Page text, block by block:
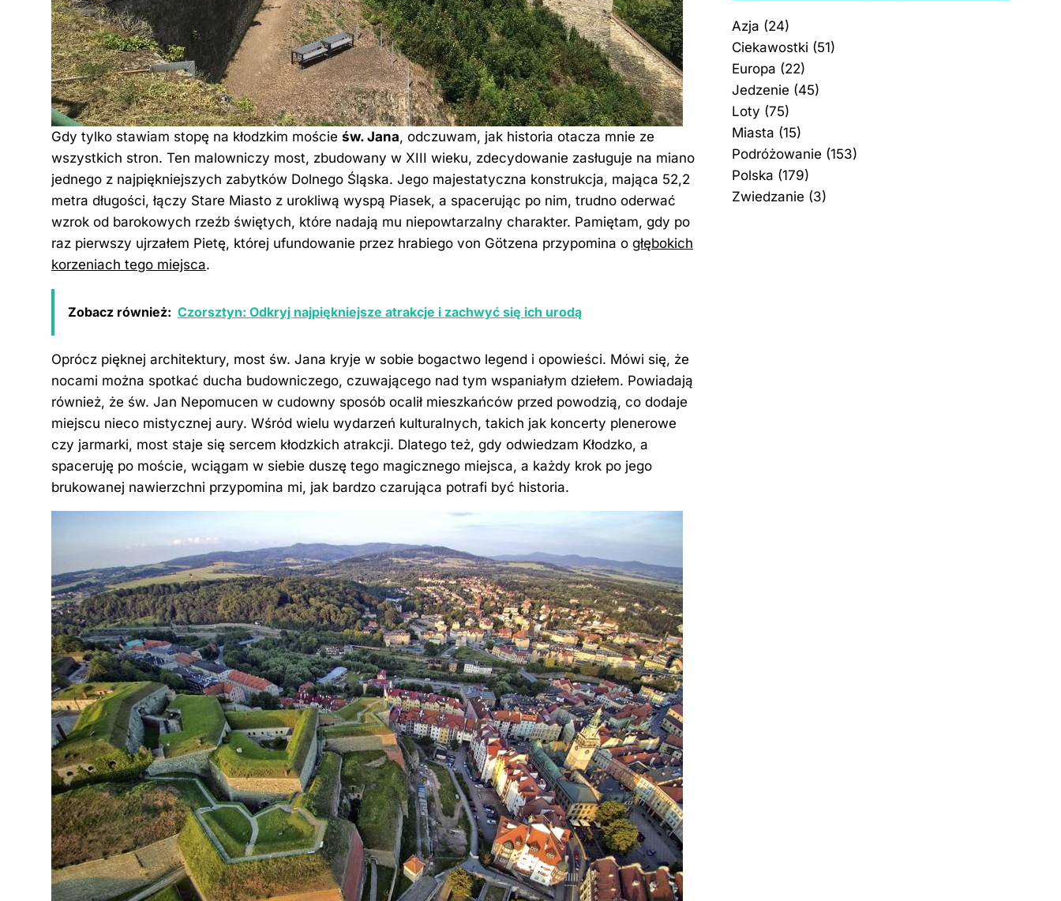
Gdy tylko stawiam stopę na kłodzkim moście św. Jana, odczuwam, jak historia otacza mnie ze
wszystkich stron. Ten malowniczy most, zbudowany w XIII wieku, zdecydowanie zasługuje na miano
jednego z najpiękniejszych zabytków Dolnego Śląska. Jego majestatyczna konstrukcja, mająca 52,2
metra długości, łączy Stare Miasto z urokliwą wyspą Piasek, a spacerując po nim, trudno oderwać
wzrok od barokowych rzeźb świętych, które nadają mu niepowtarzalny charakter. Pamiętam, gdy po
raz pierwszy ujrzałem Pietę, której ufundowanie przez hrabiego von Götzena przypomina o głębokich
korzeniach tego miejsca.
Zobacz również: Czorsztyn: Odkryj najpiękniejsze atrakcje i zachwyć się ich urodą
Oprócz pięknej architektury, most św. Jana kryje w sobie bogactwo legend i opowieści. Mówi się, że
nocami można spotkać ducha budowniczego, czuwającego nad tym wspaniałym dziełem. Powiadają
również, że św. Jan Nepomucen w cudowny sposób ocalił mieszkańców przed powodzią, co dodaje
miejscu nieco mistycznej aury. Wśród wielu wydarzeń kulturalnych, takich jak koncerty plenerowe
czy jarmarki, most staje się sercem kłodzkich atrakcji. Dlatego też, gdy odwiedzam Kłodzko, a
spaceruję po moście, wciągam w siebie duszę tego magicznego miejsca, a każdy krok po jego
brukowanej nawierzchni przypomina mi, jak bardzo czarująca potrafi być historia.
Azja (24)
Ciekawostki (51)
Europa (22)
Jedzenie (45)
Loty (75)
Miasta (15)
Podróżowanie (153)
Polska (179)
Zwiedzanie (3)